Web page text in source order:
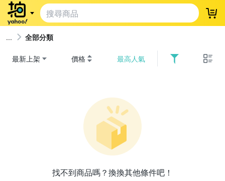
登
全部分類
最新上架 價格 最高人氣
找不到商品嗎？換換其他條件吧！